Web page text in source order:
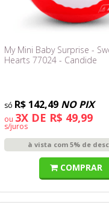
My Mini Baby Surprise -
Hearts 77024 - Candide
R$ 142,49 NO PIX
ou 3X DE R$ 49,99
s/juros
à vista com 5% de
COMPRAR